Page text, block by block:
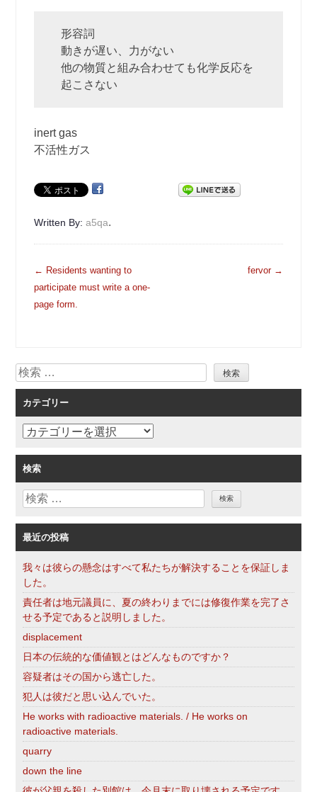
形容詞
動きが遅い、力がない
他の物質と組み合わせても化学反応を
起こさない
inert gas
不活性ガス
Written By:a5qa.
投
稿
ナ
シ
ョ
ン
← Residents wanting to
participate must write a one-
page form.
fervor →
検
索
カテゴリー
カ
ゴ
リ
ー
検索
検
最近の投稿
我々は彼らの懸念はすべて私たちが解決することを保証しま
した。
責任者は地元議員に、夏の終わりまでには修復作業を完了さ
せる予定であると説明しました。
displacement
日本の伝統的な価値観とはどんなものですか？
容疑者はその国から逃亡した。
犯人は彼だと思い込んでいた。
He works with radioactive materials. / He works on
radioactive materials.
quarry
down the line